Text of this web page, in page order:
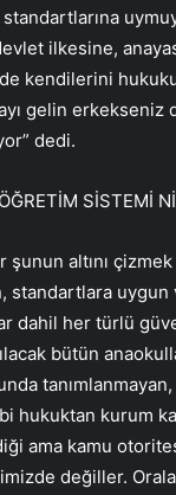
ilkesine,
kendilerini
gelin erkekseniz
dedi.
SİSTEMİ
şunun altını
standartlara
dahil her türlü
bütün
hukuktan kurum
ama kamu
değiller.